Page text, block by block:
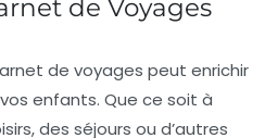
de Voyages
de voyages peut enrichir
enfants. Que ce soit à
, des séjours ou d’autres